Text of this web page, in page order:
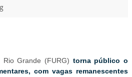
Grande (FURG) torna público o
com vagas remanescentes